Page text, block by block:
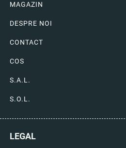
MAGAZIN
DESPRE NOI
CONTACT
COS
S.A.L.
S.O.L.
LEGAL